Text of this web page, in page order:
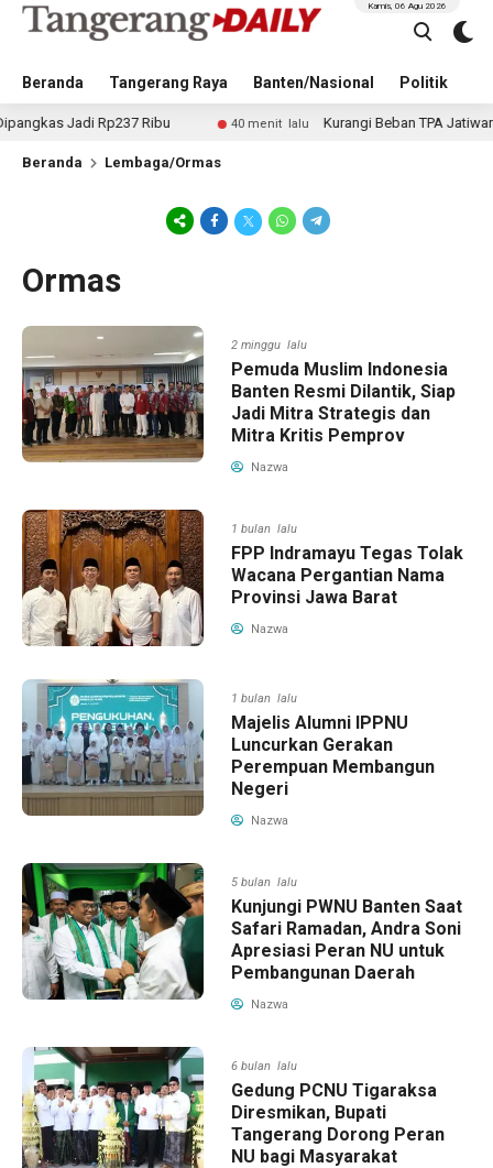
Beranda Tangerang Raya Banten/Nasional Politik
Kamis, 06 Agu 2026
Jadi Rp237 Ribu 40 menit lalu Kurangi Beban TPA Jatiwaringin,
Beranda Lembaga/Ormas
Ormas
2 minggu lalu
Pemuda Muslim Indonesia
Banten Resmi Dilantik, Siap
Jadi Mitra Strategis dan
Mitra Kritis Pemprov
Nazwa
1 bulan lalu
FPP Indramayu Tegas Tolak
Wacana Pergantian Nama
Provinsi Jawa Barat
Nazwa
1 bulan lalu
Majelis Alumni IPPNU
Luncurkan Gerakan
Perempuan Membangun
Negeri
Nazwa
5 bulan lalu
Kunjungi PWNU Banten Saat
Safari Ramadan, Andra Soni
Apresiasi Peran NU untuk
Pembangunan Daerah
Nazwa
6 bulan lalu
Gedung PCNU Tigaraksa
Diresmikan, Bupati
Tangerang Dorong Peran
NU bagi Masyarakat